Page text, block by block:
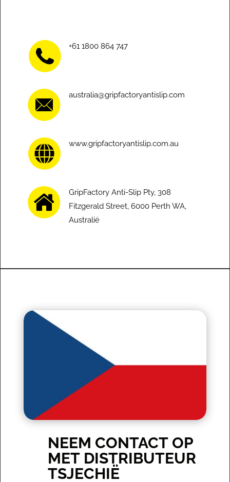
+61 1800 864 747
australia@gripfactoryantislip.com
www.gripfactoryantislip.com.au
GripFactory Anti-Slip Pty, 308
Fitzgerald Street, 6000 Perth WA,
Australië
NEEM CONTACT OP
MET DISTRIBUTEUR
TSJECHIË